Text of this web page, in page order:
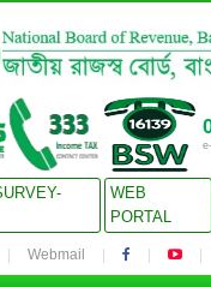
WEB
PORTAL
Webmail